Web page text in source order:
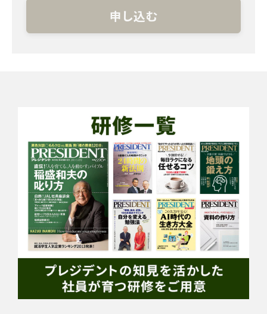
ることなく他に利用または提供することは
用の停止・消去及び第三者への提供の停止
についてはお客様相談窓口までお問い合せ
下さい（こちらのフォームにてご連絡くだ
さい）。
また、ウェブサイトの使用状況の把握、
利便性向上、今後のより良いサービス、商
品作りの参考、問題発生時の原因探求、広
告配信、レポート作成のため、クッキーを
利用しています。 「当サイトでのお問い合
せにおける個人情報の取扱いについて」に
ご同意の上、「申し込む」を押して下さ